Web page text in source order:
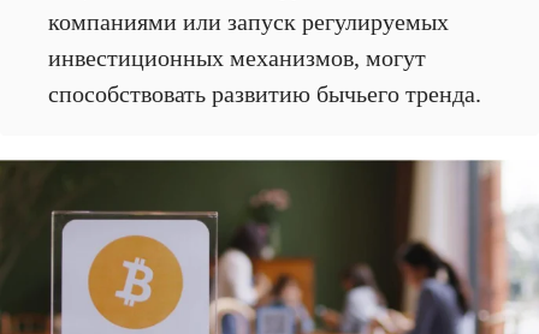
компаниями или запуск регулируемых
инвестиционных механизмов, могут
способствовать развитию бычьего тренда.